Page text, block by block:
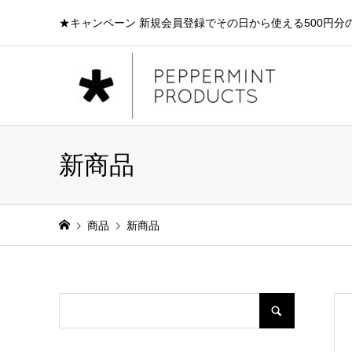
★キャンペーン 新規会員登録でその日から使える500円分
新商品
商品 新商品